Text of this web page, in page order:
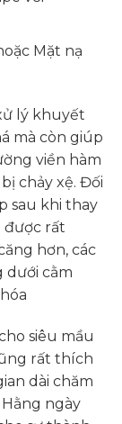
Mặt nạ
lý khuyết
mà còn giúp
viền hàm
chảy xệ. Đối
sau khi thay
được rất
hơn, các
dưới cằm
siêu mầu
rất thích
dài chăm
Hằng ngày